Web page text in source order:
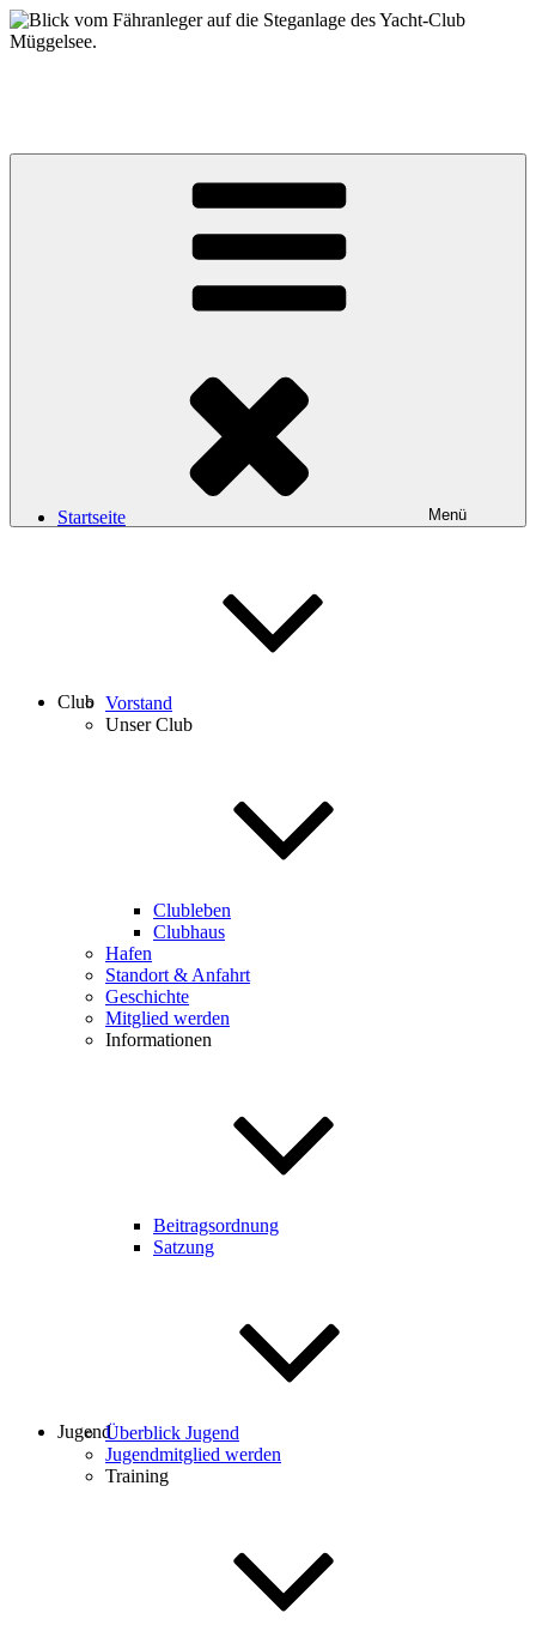
Zum
Inhalt
Menü
Startseite
Club Vorstand
Unser Club
Clubleben
Clubhaus
Hafen
Standort & Anfahrt
Geschichte
Mitglied werden
Informationen
Beitragsordnung
Satzung
JugendÜberblick Jugend
Jugendmitglied werden
Training